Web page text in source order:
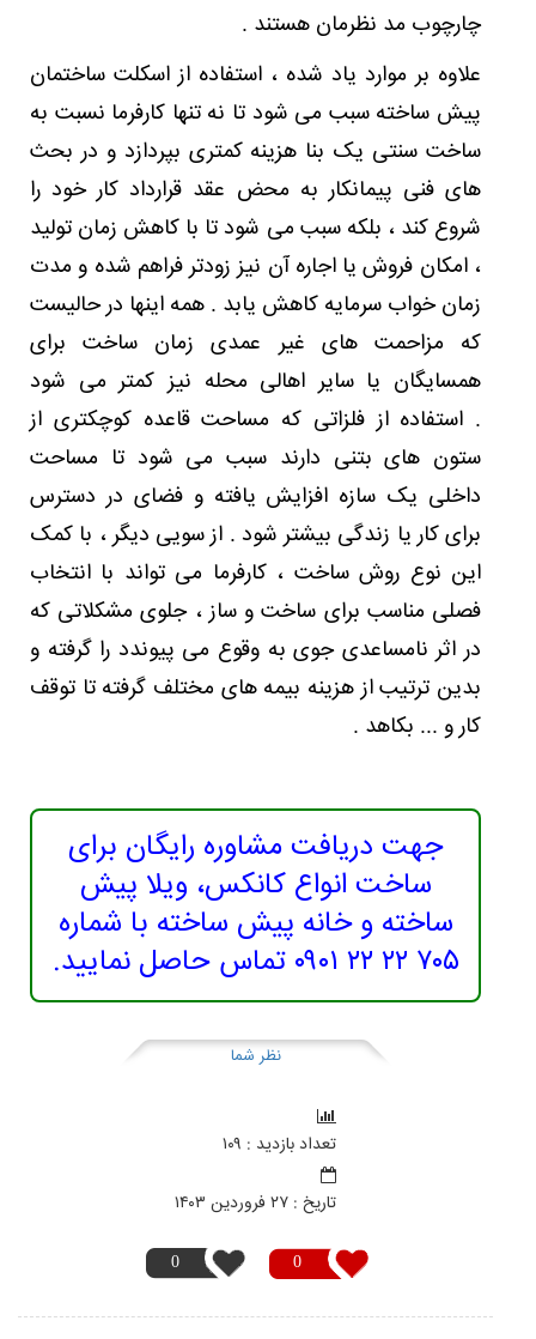
مزایای
اسکلت
پیش
ساخته
،
شما
را
با
جنبه
های
مثبت
این
پدیده
زاویه
دیگری
آشنا
کنیم
چارچوب مد نظرمان هستند .
علاوه بر موارد یاد شده ، استفاده از اسکلت ساختمان
پیش ساخته سبب می شود تا نه تنها کارفرما نسبت به
ساخت سنتی یک بنا هزینه کمتری بپردازد و در بحث
های فنی پیمانکار به محض عقد قرارداد کار خود را
شروع کند ، بلکه سبب می شود تا با کاهش زمان تولید
، امکان فروش یا اجاره آن نیز زودتر فراهم شده و مدت
زمان خواب سرمایه کاهش یابد . همه اینها در حالیست
که مزاحمت های غیر عمدی زمان ساخت برای
همسایگان یا سایر اهالی محله نیز کمتر می شود
. استفاده از فلزاتی که مساحت قاعده کوچکتری از
ستون های بتنی دارند سبب می شود تا مساحت
داخلی یک سازه افزایش یافته و فضای در دسترس
برای کار یا زندگی بیشتر شود . از سویی دیگر ، با کمک
این نوع روش ساخت ، کارفرما می تواند با انتخاب
فصلی مناسب برای ساخت و ساز ، جلوی مشکلاتی که
در اثر نامساعدی جوی به وقوع می پیوندد را گرفته و
بدین ترتیب از هزینه بیمه های مختلف گرفته تا توقف
کار و ... بکاهد .
جهت دریافت مشاوره رایگان برای
ساخت انواع کانکس، ویلا پیش
ساخته و خانه پیش ساخته با شماره
۷۰۵ ۲۲ ۲۲ ۰۹۰۱ تماس حاصل نمایید.
نظر شما
0
0
تعداد بازدید : ۱۰۹
تاريخ : ۲۷ فروردين ۱۴۰۳